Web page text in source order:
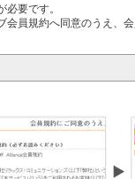
要です。
員規約へ同意のうえ、